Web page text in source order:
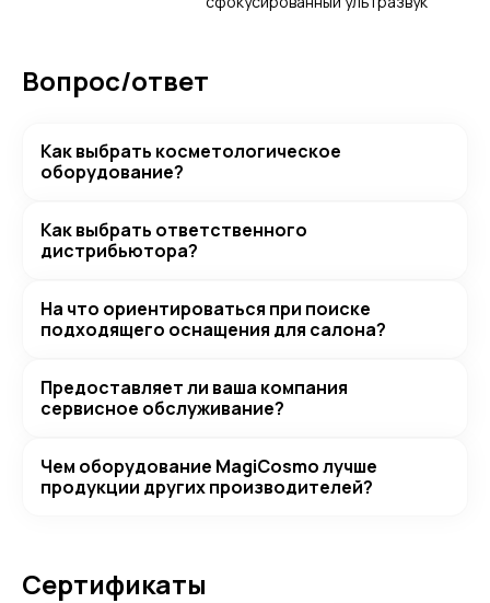
Вопрос/ответ
Как выбрать косметологическое
оборудование?
Как выбрать ответственного
дистрибьютора?
На что ориентироваться при поиске
подходящего оснащения для салона?
Предоставляет ли ваша компания
сервисное обслуживание?
Чем оборудование MagiCosmo лучше
продукции других производителей?
Сертификаты